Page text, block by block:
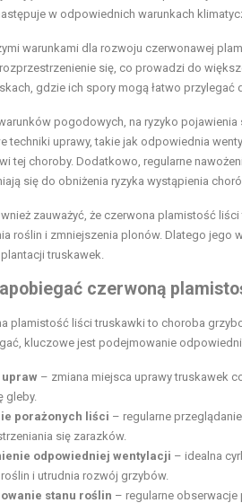
w odpowiednich warunkach
warunkami dla rozwoju czerwonawej
się, co prowadzi do
gdzie ich spory mogą łatwo przylegać
pogodowych, na ryzyko
techniki uprawy, takie jak odpowiednia
tej choroby. Dodatkowo, regularne
się do obniżenia ryzyka wystąpienia
zauważyć, że czerwona plamistość
roślin i zmniejszenia plonów. Dlatego
truskawek.
czerwoną
plamistość liści truskawki to choroba
kluczowe jest podejmowanie
upraw – zmiana miejsca uprawy truskawek
gleby.
porażonych liści – regularne
się zarazków.
odpowiedniej wentylacji – idealna
i utrudnia rozwój grzybów.
stanu roślin – regularne